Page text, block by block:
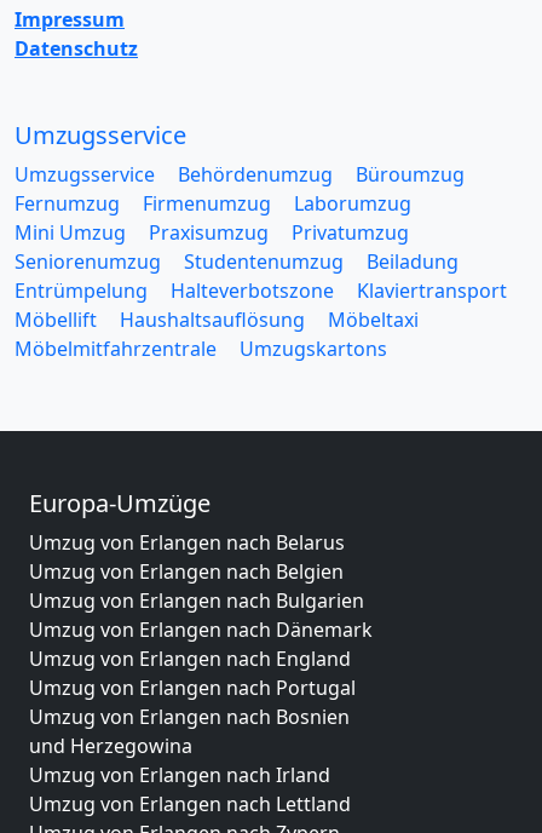
Impressum
Datenschutz
Umzugsservice
Umzugsservice Behördenumzug
Büroumzug
Fernumzug
Firmenumzug
Laborumzug
Mini Umzug
Praxisumzug
Privatumzug
Seniorenumzug
Studentenumzug
Beiladung
Entrümpelung
Halteverbotszone
Klaviertransport
Möbellift
Haushaltsauflösung
Möbeltaxi
Möbelmitfahrzentrale
Umzugskartons
Europa-Umzüge
Umzug von Erlangen nach Belarus
Umzug von Erlangen nach Belgien
Umzug von Erlangen nach Bulgarien
Umzug von Erlangen nach Dänemark
Umzug von Erlangen nach England
Umzug von Erlangen nach Portugal
Umzug von Erlangen nach Bosnien
und Herzegowina
Umzug von Erlangen nach Irland
Umzug von Erlangen nach Lettland